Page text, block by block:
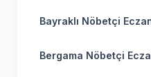
Bayraklı Nöbetçi
Bergama Nöbetçi